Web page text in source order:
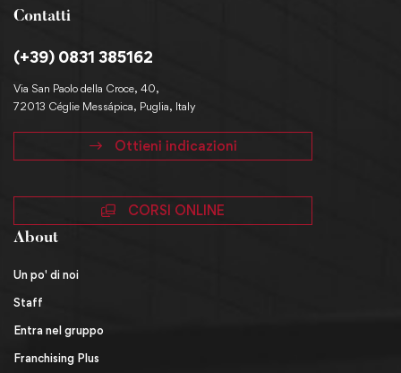
Contatti
(+39) 0831 385162
Via San Paolo della Croce, 40,
72013 Céglie Messápica, Puglia, Italy
Ottieni indicazioni
CORSI ONLINE
About
Un po' di noi
Staff
Entra nel gruppo
Franchising Plus